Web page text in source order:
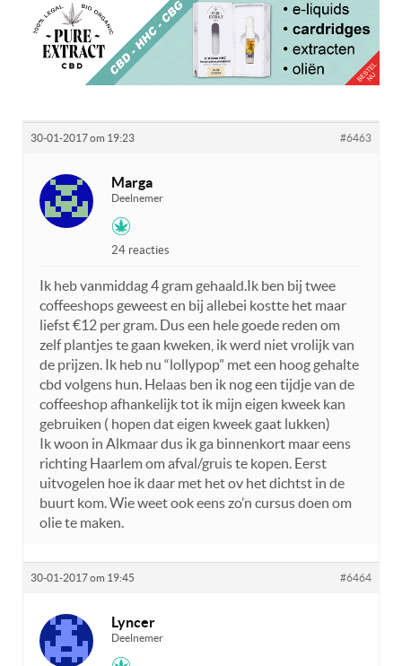
30-01-2017 om 19:23 #6463
Marga
Deelnemer
24 reacties
Ik heb vanmiddag 4 gram gehaald.Ik ben bij twee
coffeeshops geweest en bij allebei kostte het maar
liefst €12 per gram. Dus een hele goede reden om
zelf plantjes te gaan kweken, ik werd niet vrolijk van
de prijzen. Ik heb nu “lollypop” met een hoog gehalte
cbd volgens hun. Helaas ben ik nog een tijdje van de
coffeeshop afhankelijk tot ik mijn eigen kweek kan
gebruiken ( hopen dat eigen kweek gaat lukken)
Ik woon in Alkmaar dus ik ga binnenkort maar eens
richting Haarlem om afval/gruis te kopen. Eerst
uitvogelen hoe ik daar met het ov het dichtst in de
buurt kom. Wie weet ook eens zo’n cursus doen om
olie te maken.
30-01-2017 om 19:45 #6464
Lyncer
Deelnemer